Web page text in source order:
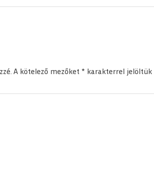
A kötelező mezőket * karakterrel jelöltük